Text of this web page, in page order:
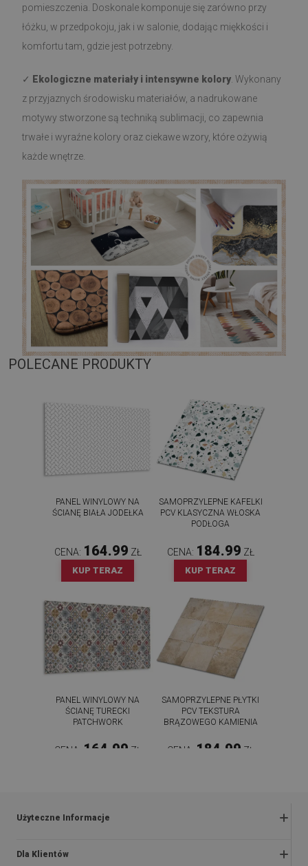
pomieszczenia. Doskonale komponuje się zarówno przy
łóżku, w przedpokoju, jak i w salonie, dodając miękkości i
komfortu tam, gdzie jest potrzebny.
✓ Ekologiczne materiały i intensywne kolory . Wykonany
z przyjaznych środowisku materiałów, a nadrukowane
motywy stworzone są techniką sublimacji, co zapewnia
trwałe i wyraźne kolory oraz ciekawe wzory, które ożywią
każde wnętrze.
POLECANE PRODUKTY
PANEL WINYLOWY NA
ŚCIANĘ BIAŁA JODEŁKA
CENA: 164.99 ZŁ
KUP TERAZ
SAMOPRZYLEPNE KAFELKI
PCV KLASYCZNA WŁOSKA
PODŁOGA
CENA: 184.99 ZŁ
KUP TERAZ
PANEL WINYLOWY NA
ŚCIANĘ TURECKI
PATCHWORK
CENA: 164.99 ZŁ
SAMOPRZYLEPNE PŁYTKI
PCV TEKSTURA
BRĄZOWEGO KAMIENIA
CENA: 184.99 ZŁ
Użyteczne Informacje
Zwroty i reklamacje
Dla Klientów